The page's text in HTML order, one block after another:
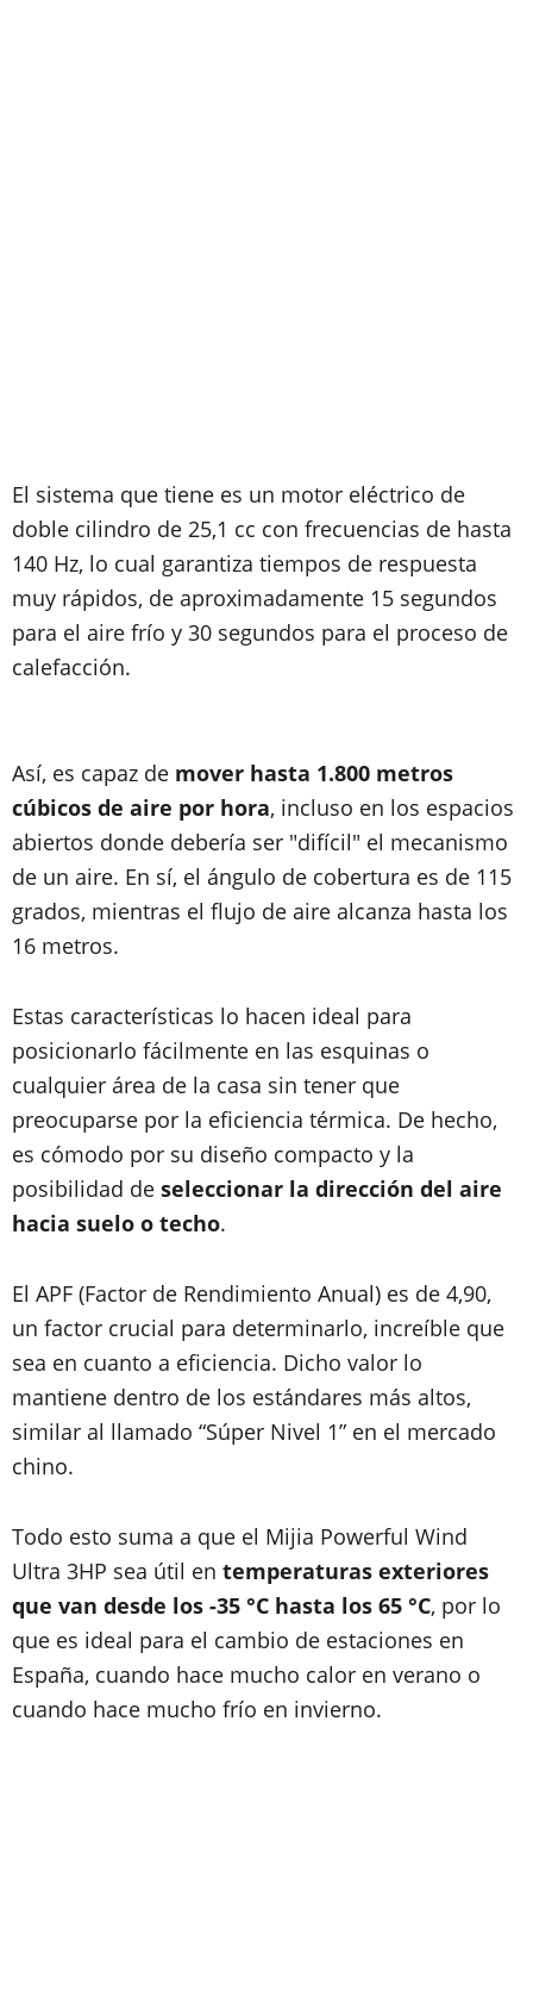
El sistema que tiene es un motor eléctrico de
doble cilindro de 25,1 cc con frecuencias de hasta
140 Hz, lo cual garantiza tiempos de respuesta
muy rápidos, de aproximadamente 15 segundos
para el aire frío y 30 segundos para el proceso de
calefacción.
Así, es capaz de mover hasta 1.800 metros
cúbicos de aire por hora, incluso en los espacios
abiertos donde debería ser "difícil" el mecanismo
de un aire. En sí, el ángulo de cobertura es de 115
grados, mientras el flujo de aire alcanza hasta los
16 metros.
Estas características lo hacen ideal para
posicionarlo fácilmente en las esquinas o
cualquier área de la casa sin tener que
preocuparse por la eficiencia térmica. De hecho,
es cómodo por su diseño compacto y la
posibilidad de seleccionar la dirección del aire
hacia suelo o techo.
El APF (Factor de Rendimiento Anual) es de 4,90,
un factor crucial para determinarlo, increíble que
sea en cuanto a eficiencia. Dicho valor lo
mantiene dentro de los estándares más altos,
similar al llamado “Súper Nivel 1” en el mercado
chino.
Todo esto suma a que el Mijia Powerful Wind
Ultra 3HP sea útil en temperaturas exteriores
que van desde los -35 °C hasta los 65 °C, por lo
que es ideal para el cambio de estaciones en
España, cuando hace mucho calor en verano o
cuando hace mucho frío en invierno.